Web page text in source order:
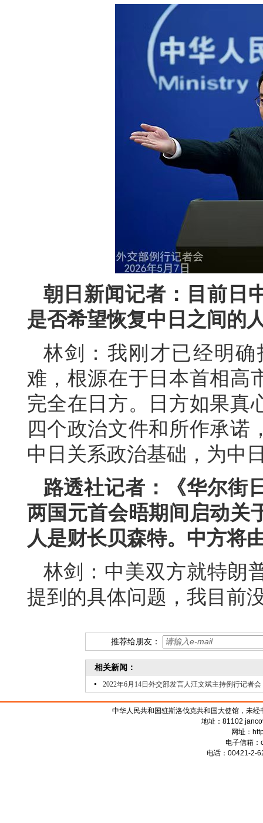
朝日新闻记者：目前日
是否希望恢复中日之间的
林剑：我刚才已经明
难，根源在于日本首相高
完全在日方。日方如果真
四个政治文件和所作承诺
中日关系政治基础，为中
路透社记者：《华尔街
两国元首会晤期间启动关
人是财长贝森特。中方将
林剑：中美双方就特朗
提到的具体问题，我目前
推荐给朋友：
相关新闻：
2022年6月14日外交部发言人汪文斌主持例行记者会
中华人民共和国驻斯洛伐克共和国大使馆，未
地址：81102
网址：
电子信箱：
电话：00421-2-